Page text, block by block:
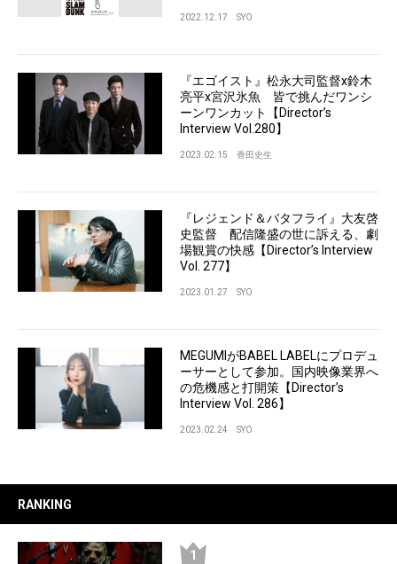
2022.12.17 SYO
『エゴイスト』松永大司監督x鈴木
亮平x宮沢氷魚 皆で挑んだワンシ
ーンワンカット【Director’s
Interview Vol.280】
2023.02.15 香田史生
『レジェンド＆バタフライ』大友啓
史監督 配信隆盛の世に訴える、劇
場観賞の快感【Director’s Interview
Vol. 277】
2023.01.27 SYO
MEGUMIがBABEL LABELにプロデュ
ーサーとして参加。国内映像業界へ
の危機感と打開策【Director’s
Interview Vol. 286】
2023.02.24 SYO
RANKING